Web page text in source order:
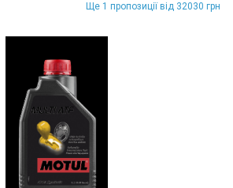
Ще 1 пропозиції від 32030 грн